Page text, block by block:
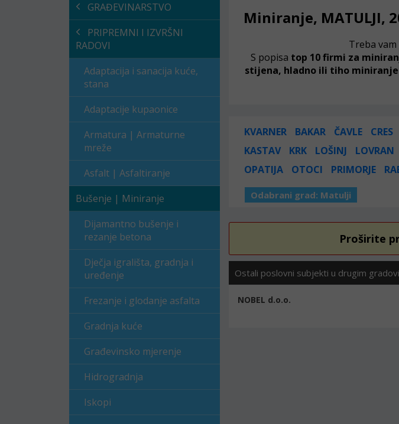
GRAĐEVINARSTVO
PRIPREMNI I IZVRŠNI
RADOVI
Adaptacija i sanacija kuće,
stana
Adaptacije kupaonice
Armatura | Armaturne
mreže
Asfalt | Asfaltiranje
Bušenje | Miniranje
Dijamantno bušenje i
rezanje betona
Dječja igrališta, gradnja i
uređenje
Frezanje i glodanje asfalta
Gradnja kuće
Građevinsko mjerenje
Hidrogradnja
Iskopi
Miniranje, MATULJI,
Treba vam
S popisa top 10 firmi za
stijena, hladno ili tiho
KVARNER BAKAR ČAVLE CRES
KASTAV
KRK LOŠINJ LOVRAN
OPATIJA
OTOCI PRIMORJE
Odabrani grad: Matulji
Proširite
Ostali poslovni subjekti u drugim
NOBEL d.o.o.